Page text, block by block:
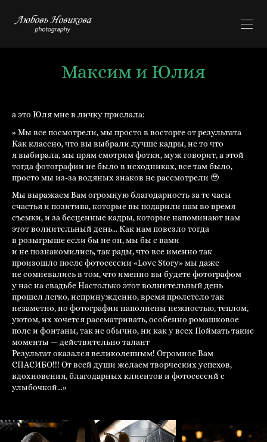
Максим и Юлия
а это Юля мне в личку прислала:
» Мы все посмотрели, мы просто в восторге от результата
Как классно, что вы выбрали лучше кадры, не то что
я выбирала, мы прям смотрим фотки, муж говорит, а этой
тогда фотографии не было в исходниках, все там было,
просто мы из-за водяных знаков не рассмотрели 🥹
Мы выражаем Вам огромную благодарность за те часы
счастья и позитива, которые вы подарили нам во время
съемки, и за бесценные кадры, которые напоминают нам
этот волнительный день… Как нам повезло тогда
в розыгрыше если бы не он, мы бы с вами
и не познакомились, так рады, что все именно так
произошло после фотосессии «Love Story» мы даже
не сомневались в том, что именно вы будете фотографом
у нас на свадьбе Настолько этот волнительный день
прошел легко, непринужденно, время пролетело так
незаметно, но фотографии наполнены нежностью, теплом,
уютом, их хочется рассматривать, особенно ромашковое
поле и фонтаны, так не обычно, ни как у всех Поймать такие
моменты — действительно талант
Результат оказался великолепным! Огромное Вам
СПАСИБО!!! От всей души желаем творческих успехов,
вдохновения, благодарных клиентов и фотосессий с
улыбочкой…»